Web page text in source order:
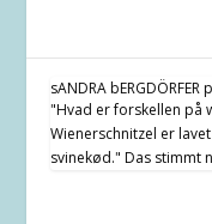
sANDRA bERGDÖRFER
"Hvad er forskellen på
Wienerschnitzel er
svinekød." Das stimmt